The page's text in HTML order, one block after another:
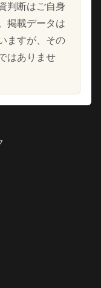
判断はご自身
掲載データは
ますが、その
はありませ